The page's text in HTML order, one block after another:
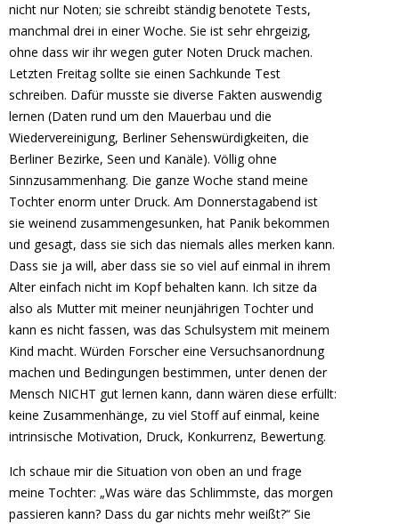
nicht nur Noten; sie schreibt ständig benotete Tests,
manchmal drei in einer Woche. Sie ist sehr ehrgeizig,
ohne dass wir ihr wegen guter Noten Druck machen.
Letzten Freitag sollte sie einen Sachkunde Test
schreiben. Dafür musste sie diverse Fakten auswendig
lernen (Daten rund um den Mauerbau und die
Wiedervereinigung, Berliner Sehenswürdigkeiten, die
Berliner Bezirke, Seen und Kanäle). Völlig ohne
Sinnzusammenhang. Die ganze Woche stand meine
Tochter enorm unter Druck. Am Donnerstagabend ist
sie weinend zusammengesunken, hat Panik bekommen
und gesagt, dass sie sich das niemals alles merken kann.
Dass sie ja will, aber dass sie so viel auf einmal in ihrem
Alter einfach nicht im Kopf behalten kann. Ich sitze da
also als Mutter mit meiner neunjährigen Tochter und
kann es nicht fassen, was das Schulsystem mit meinem
Kind macht. Würden Forscher eine Versuchsanordnung
machen und Bedingungen bestimmen, unter denen der
Mensch NICHT gut lernen kann, dann wären diese erfüllt:
keine Zusammenhänge, zu viel Stoff auf einmal, keine
intrinsische Motivation, Druck, Konkurrenz, Bewertung.
Ich schaue mir die Situation von oben an und frage
meine Tochter: „Was wäre das Schlimmste, das morgen
passieren kann? Dass du gar nichts mehr weißt?“ Sie